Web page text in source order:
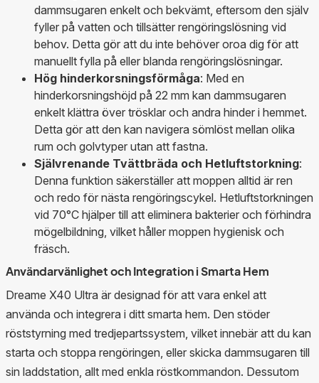
dammsugaren enkelt och bekvämt, eftersom den själv
fyller på vatten och tillsätter rengöringslösning vid
behov. Detta gör att du inte behöver oroa dig för att
manuellt fylla på eller blanda rengöringslösningar.
Hög hinderkorsningsförmåga: Med en
hinderkorsningshöjd på 22 mm kan dammsugaren
enkelt klättra över trösklar och andra hinder i hemmet.
Detta gör att den kan navigera sömlöst mellan olika
rum och golvtyper utan att fastna.
Självrenande Tvättbräda och Hetluftstorkning:
Denna funktion säkerställer att moppen alltid är ren
och redo för nästa rengöringscykel. Hetluftstorkningen
vid 70°C hjälper till att eliminera bakterier och förhindra
mögelbildning, vilket håller moppen hygienisk och
fräsch.
Användarvänlighet och Integration i Smarta Hem
Dreame X40 Ultra är designad för att vara enkel att
använda och integrera i ditt smarta hem. Den stöder
röststyrning med tredjepartssystem, vilket innebär att du kan
starta och stoppa rengöringen, eller skicka dammsugaren till
sin laddstation, allt med enkla röstkommandon. Dessutom